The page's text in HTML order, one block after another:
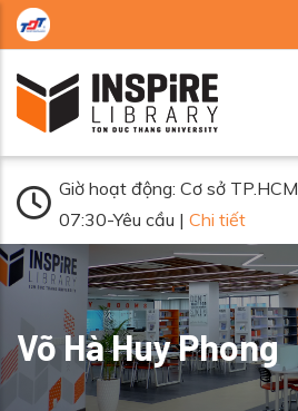
Nhảy đến nội dung
Giờ hoạt động: Cơ sở TP.HCM
07:30-Yêu cầu | Chi tiết
Võ Hà Huy Phong